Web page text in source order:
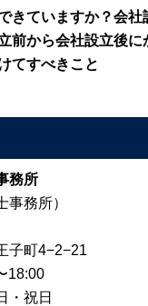
きていますか？会社
前から会社設立後に
てすべきこと
務所
事務所）
子町4−2−21
18:00
・祝日